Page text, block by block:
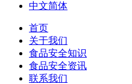
中文简体
首页
关于我们
食品安全知识
食品安全资讯
联系我们